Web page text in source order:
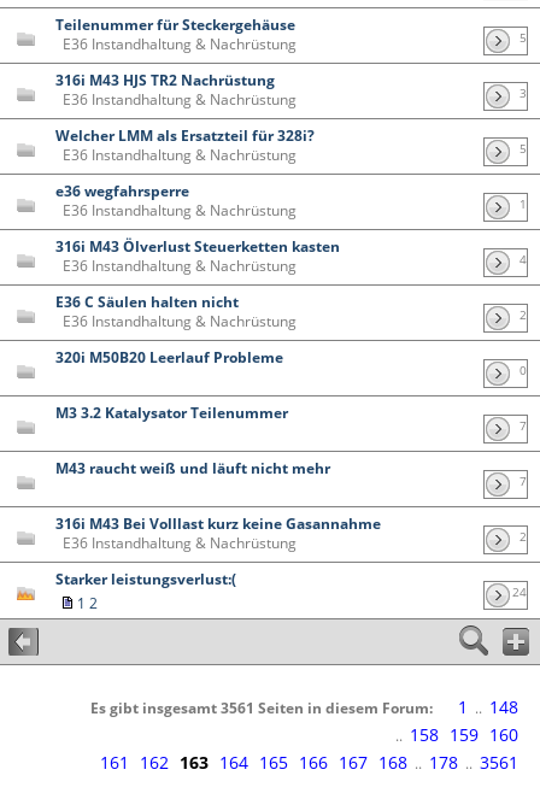
Teilenummer für Steckergehäuse
E36 Instandhaltung & Nachrüstung
5
316i M43 HJS TR2 Nachrüstung
E36 Instandhaltung & Nachrüstung
3
Welcher LMM als Ersatzteil für 328i?
E36 Instandhaltung & Nachrüstung
5
e36 wegfahrsperre
E36 Instandhaltung & Nachrüstung
1
316i M43 Ölverlust Steuerketten kasten
E36 Instandhaltung & Nachrüstung
4
E36 C Säulen halten nicht
E36 Instandhaltung & Nachrüstung
2
320i M50B20 Leerlauf Probleme
0
M3 3.2 Katalysator Teilenummer
7
M43 raucht weiß und läuft nicht mehr
7
316i M43 Bei Volllast kurz keine Gasannahme
E36 Instandhaltung & Nachrüstung
2
Starker leistungsverlust:(
1 2
24
Es gibt insgesamt 3561 Seiten in diesem Forum: 1 .. 148
.. 158 159 160
161
162 163 164 165 166 167 168 .. 178 .. 3561